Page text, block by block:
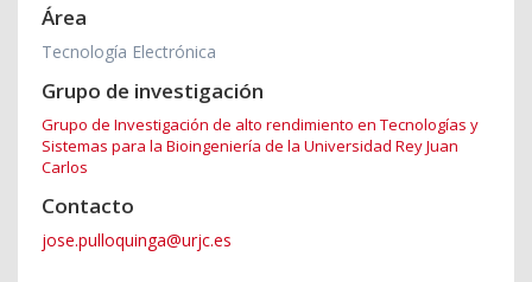
Área
Tecnología Electrónica
Grupo de investigación
Grupo de Investigación de alto rendimiento en Tecnologías y
Sistemas para la Bioingeniería de la Universidad Rey Juan
Carlos
Contacto
jose.pulloquinga@urjc.es